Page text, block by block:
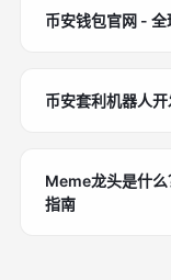
币安钱包官网 -
币安套利机器人
Meme龙头是什
指南